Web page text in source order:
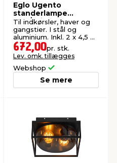
Eglo Ugento
standerlampe
sort/hvid 79 cm
Til indkørsler, haver og
gangstier. I stål og
aluminium. Inkl. 2 x 4,5 W
LED-lyskilder.
672,00pr. stk.
Lev. omk. tillægges
Webshop
Se mere